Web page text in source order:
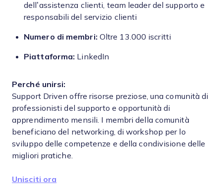
dell’assistenza clienti, team leader del supporto e
responsabili del servizio clienti
Numero di membri: Oltre 13.000 iscritti
Piattaforma: LinkedIn
Perché unirsi:
Support Driven offre risorse preziose, una comunità di
professionisti del supporto e opportunità di
apprendimento mensili. I membri della comunità
beneficiano del networking, di workshop per lo
sviluppo delle competenze e della condivisione delle
migliori pratiche.
Unisciti ora